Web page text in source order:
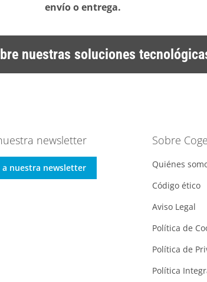
envío o entrega.
nuestras soluciones
newsletter
a nuestra newsletter
Sobre
Quiénes
Código ético
Aviso Legal
Política de
Política de
Política